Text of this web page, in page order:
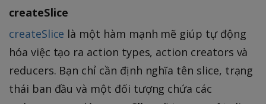
createSlice
createSlice là một hàm mạnh mẽ giúp tự động
hóa việc tạo ra action types, action creators và
reducers. Bạn chỉ cần định nghĩa tên slice, trạng
thái ban đầu và một đối tượng chứa các